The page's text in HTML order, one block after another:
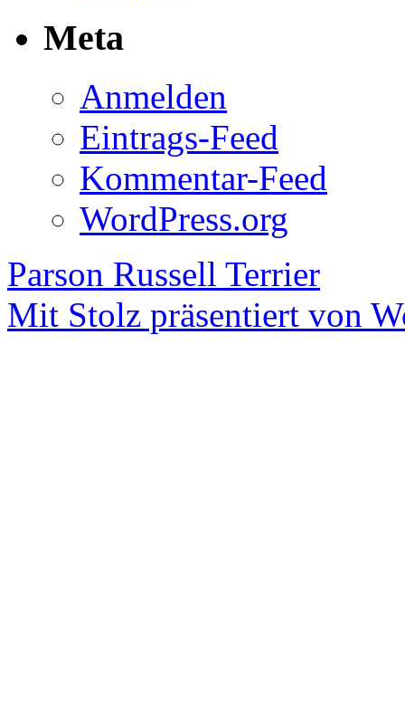
Meta
Anmelden
Eintrags-Feed
Kommentar-Feed
WordPress.org
Parson Russell Terrier
Mit Stolz präsentiert von